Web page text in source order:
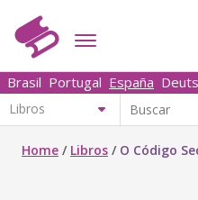
Brasil Portugal España
Home / Libros / O Código